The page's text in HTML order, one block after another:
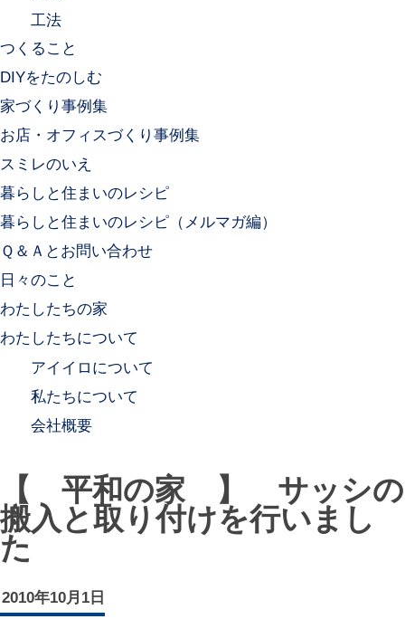
工法
つくること
DIYをたのしむ
家づくり事例集
お店・オフィスづくり事例集
スミレのいえ
暮らしと住まいのレシピ
暮らしと住まいのレシピ（メルマガ編）
Ｑ＆Ａとお問い合わせ
日々のこと
わたしたちの家
わたしたちについて
アイイロについて
私たちについて
会社概要
【 平和の家 】 サッシの
搬入と取り付けを行いまし
た
2010年10月1日